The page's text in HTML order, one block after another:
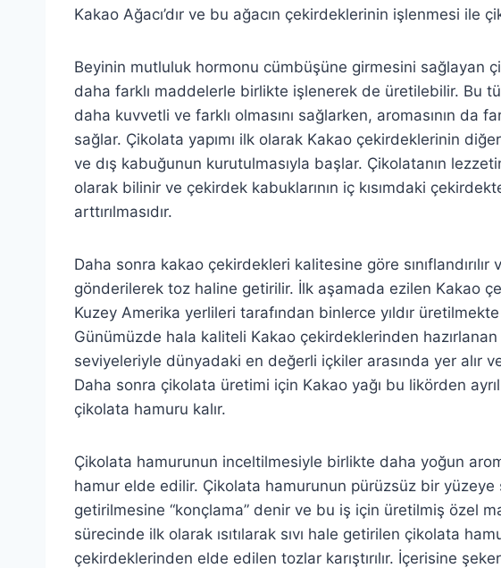
Kakao Ağacı’dır ve bu ağacın çekirdeklerinin işlenmesi ile
Beyinin mutluluk hormonu cümbüşüne girmesini sağlayan
daha farklı maddelerle birlikte işlenerek de üretilebilir. Bu
daha kuvvetli ve farklı olmasını sağlarken, aromasının da
sağlar. Çikolata yapımı ilk olarak Kakao çekirdeklerinin diğer
ve dış kabuğunun kurutulmasıyla başlar. Çikolatanın
olarak bilinir ve çekirdek kabuklarının iç kısımdaki
arttırılmasıdır.
Daha sonra kakao çekirdekleri kalitesine göre
gönderilerek toz haline getirilir. İlk aşamada ezilen Kakao
Kuzey Amerika yerlileri tarafından binlerce yıldır
Günümüzde hala kaliteli Kakao çekirdeklerinden
seviyeleriyle dünyadaki en değerli içkiler arasında yer alır
Daha sonra çikolata üretimi için Kakao yağı bu likörden
çikolata hamuru kalır.
Çikolata hamurunun inceltilmesiyle birlikte daha yoğun
hamur elde edilir. Çikolata hamurunun pürüzsüz bir
getirilmesine “konçlama” denir ve bu iş için üretilmiş özel
sürecinde ilk olarak ısıtılarak sıvı hale getirilen çikolata
çekirdeklerinden elde edilen tozlar karıştırılır. İçerisine